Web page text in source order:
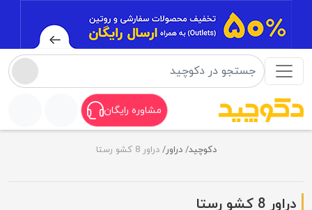
مشاوره رایگان
دکوچید دراور دراور 8 کشو رستا
دراور 8 کشو رستا